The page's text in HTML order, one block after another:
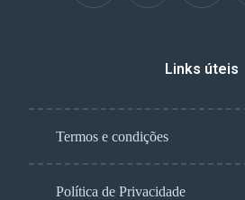
Links úteis
Termos e condições
Política de Privacidade